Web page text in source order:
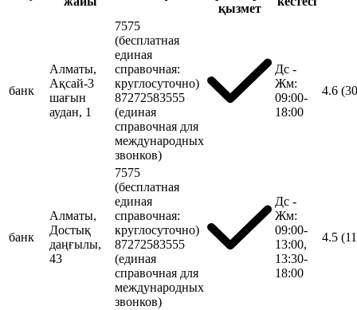
қызмет
банк
Алматы,
Ақсай-3
шағын
аудан, 1
7575
(бесплатная
единая
справочная:
круглосуточно)
87272583555
(единая
справочная для
международных
звонков)
Дс -
Жм:
09:00-
18:00
4.6
банк
Алматы,
Достық
даңғылы,
43
7575
(бесплатная
единая
справочная:
круглосуточно)
87272583555
(единая
справочная для
международных
звонков)
Дс -
Жм:
09:00-
13:00,
13:30-
18:00
4.5